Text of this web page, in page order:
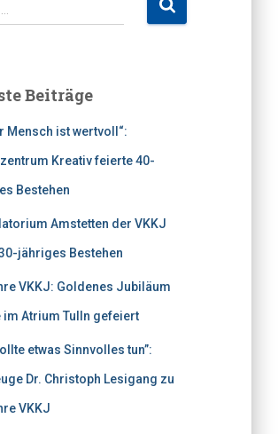
Beiträge
Mensch ist wertvoll“:
Kreativ feierte 40-
Bestehen
Amstetten der VKKJ
jähriges Bestehen
VKKJ: Goldenes Jubiläum
im Atrium Tulln gefeiert
etwas Sinnvolles tun”:
Dr. Christoph Lesigang zu
VKKJ